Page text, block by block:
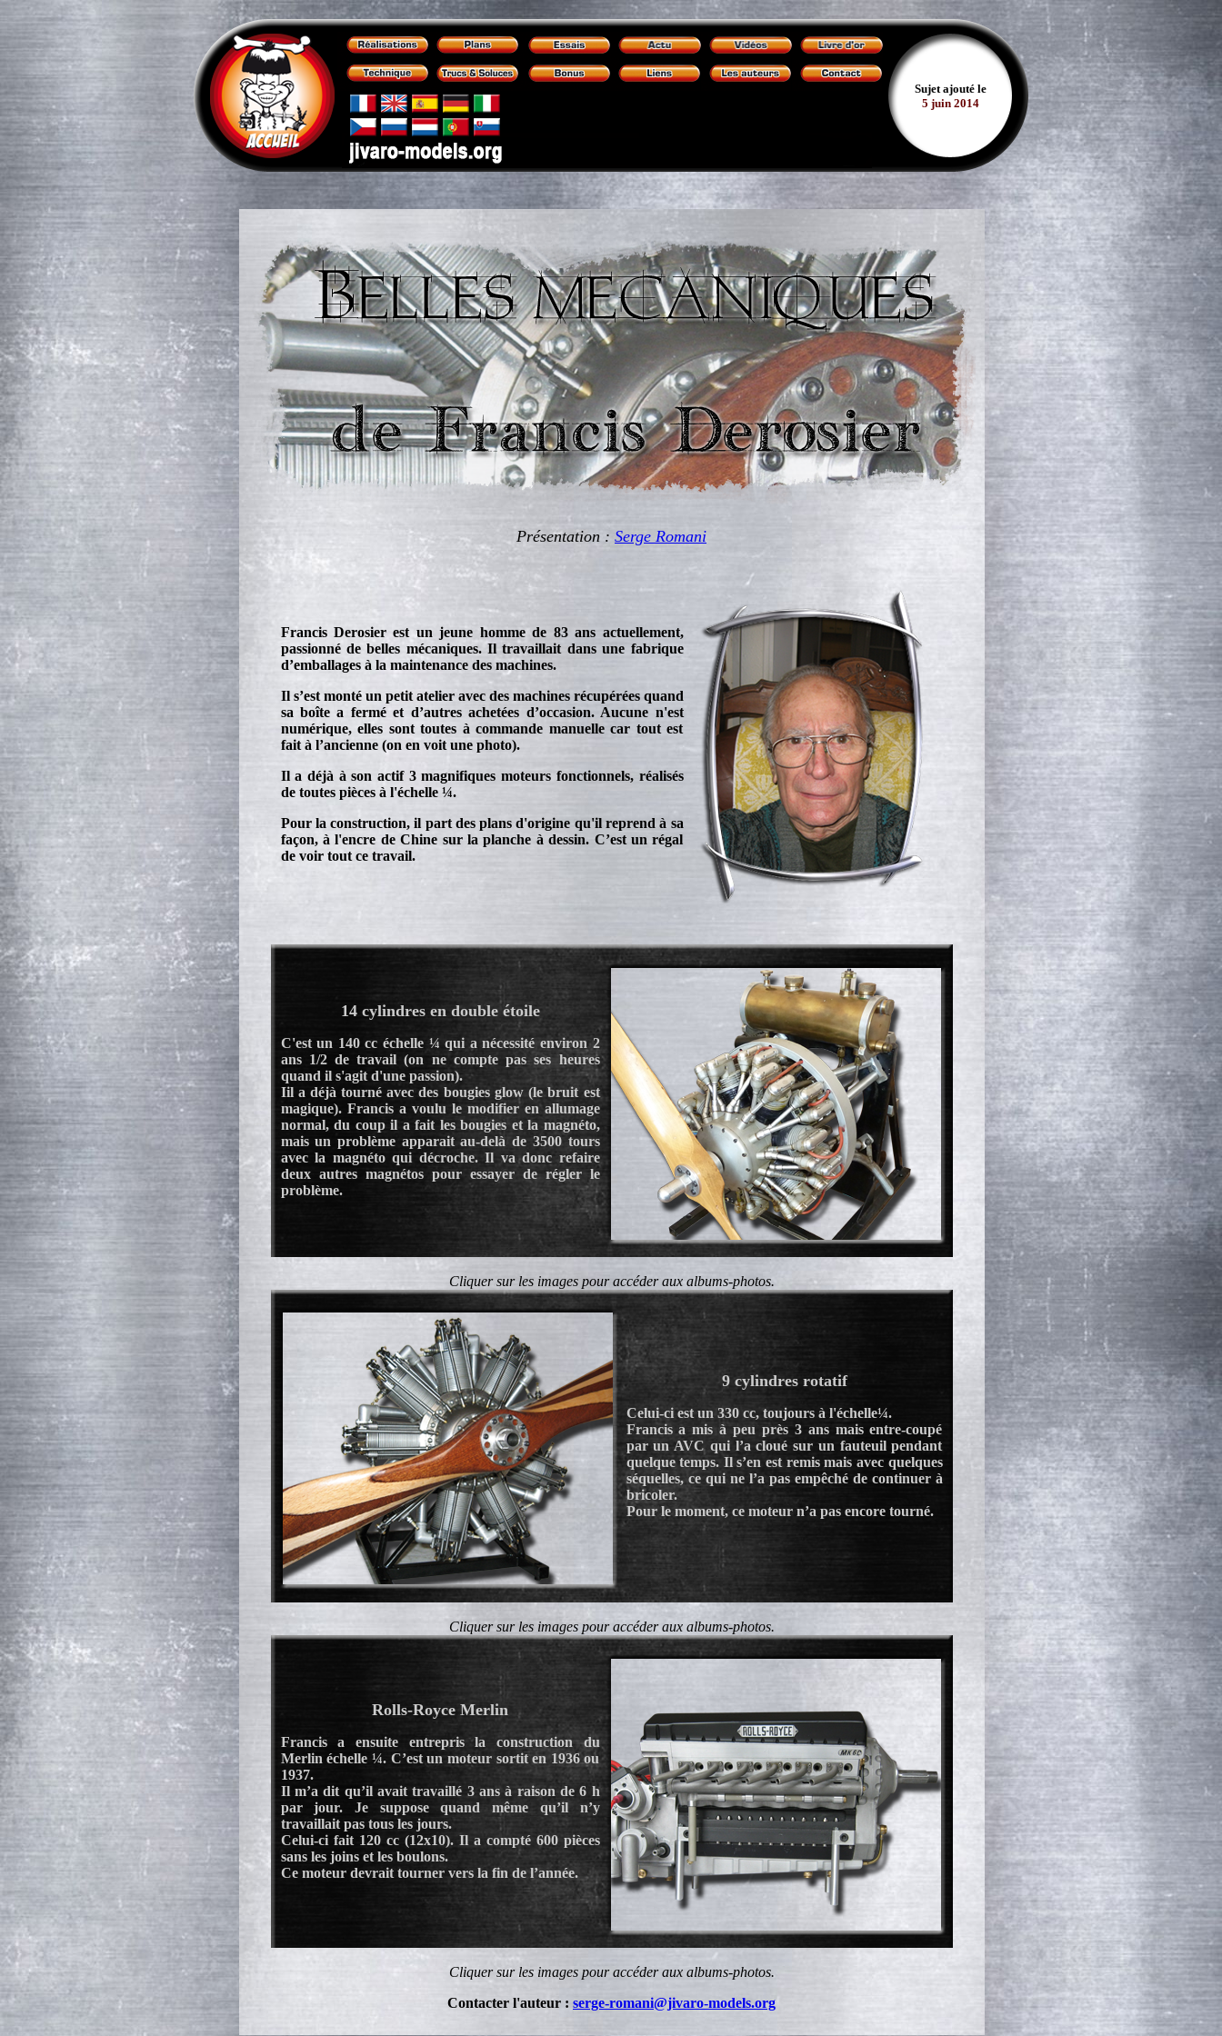
Sujet ajouté le
5 juin 2014
Présentation : Serge Romani
Francis Derosier est un jeune homme de 83 ans actuellement,
passionné de belles mécaniques. Il travaillait dans une fabrique
d’emballages à la maintenance des machines.
Il s’est monté un petit atelier avec des machines récupérées quand
sa boîte a fermé et d’autres achetées d’occasion. Aucune n'est
numérique, elles sont toutes à commande manuelle car tout est
fait à l’ancienne (on en voit une photo).
Il a déjà à son actif 3 magnifiques moteurs fonctionnels, réalisés
de toutes pièces à l'échelle ¼.
Pour la construction, il part des plans d'origine qu'il reprend à sa
façon, à l'encre de Chine sur la planche à dessin. C’est un régal
de voir tout ce travail.
14 cylindres en double étoile
C'est un 140 cc échelle ¼ qui a nécessité environ 2
ans 1/2 de travail (on ne compte pas ses heures
quand il s'agit d'une passion).
Iil a déjà tourné avec des bougies glow (le bruit est
magique). Francis a voulu le modifier en allumage
normal, du coup il a fait les bougies et la magnéto,
mais un problème apparait au-delà de 3500 tours
avec la magnéto qui décroche. Il va donc refaire
deux autres magnétos pour essayer de régler le
problème.
Cliquer sur les images pour accéder aux albums-photos.
9 cylindres rotatif
Celui-ci est un 330 cc, toujours à l'échelle¼.
Francis a mis à peu près 3 ans mais entre-coupé
par un AVC qui l’a cloué sur un fauteuil pendant
quelque temps. Il s’en est remis mais avec quelques
séquelles, ce qui ne l’a pas empêché de continuer à
bricoler.
Pour le moment, ce moteur n’a pas encore tourné.
Cliquer sur les images pour accéder aux albums-photos.
Rolls-Royce Merlin
Francis a ensuite entrepris la construction du
Merlin échelle ¼. C’est un moteur sortit en 1936 ou
1937.
Il m’a dit qu’il avait travaillé 3 ans à raison de 6 h
par jour. Je suppose quand même qu’il n’y
travaillait pas tous les jours.
Celui-ci fait 120 cc (12x10). Il a compté 600 pièces
sans les joins et les boulons.
Ce moteur devrait tourner vers la fin de l’année.
Cliquer sur les images pour accéder aux albums-photos.
Contacter l'auteur : serge-romani@jivaro-models.org